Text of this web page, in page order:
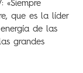
«Siempre
que es la líder
de las
grandes